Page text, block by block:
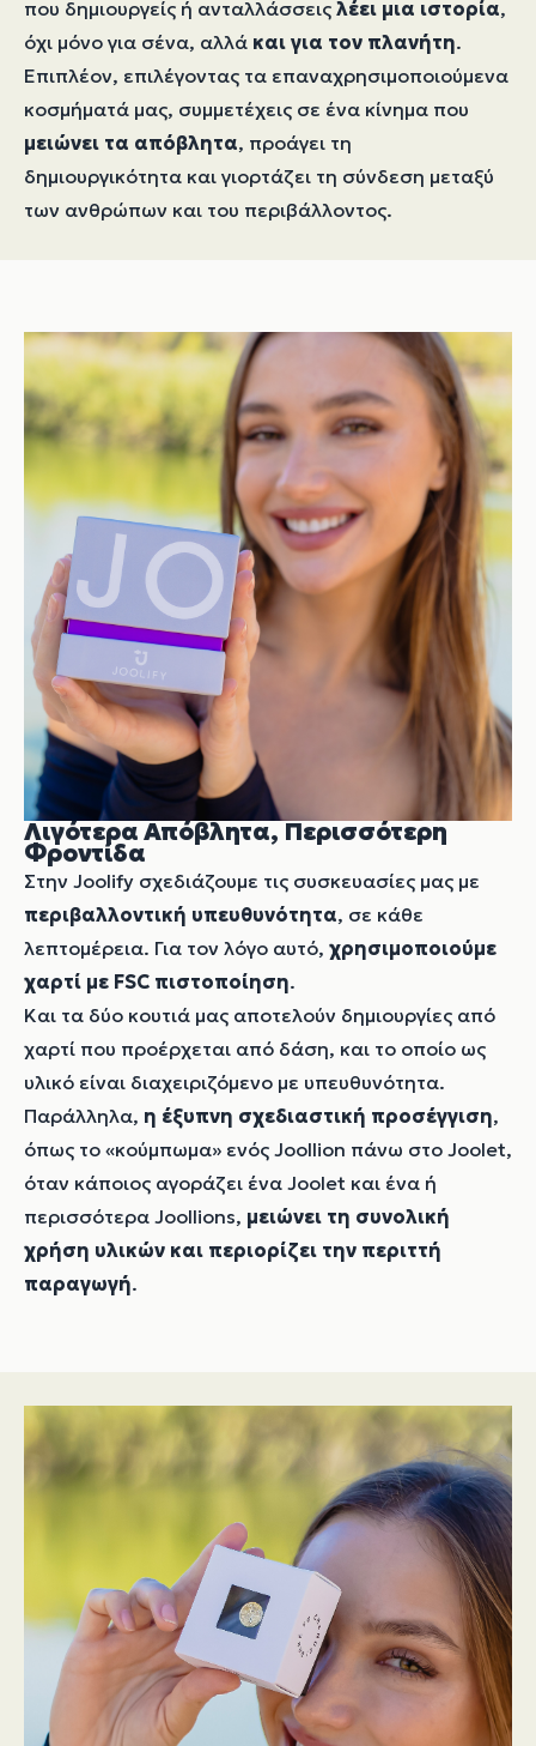
που δημιουργείς ή ανταλλάσσεις λέει μια ιστορία,
όχι μόνο για σένα, αλλά και για τον πλανήτη.
Επιπλέον, επιλέγοντας τα επαναχρησιμοποιούμενα
κοσμήματά μας, συμμετέχεις σε ένα κίνημα που
μειώνει τα απόβλητα, προάγει τη
δημιουργικότητα και γιορτάζει τη σύνδεση μεταξύ
των ανθρώπων και του περιβάλλοντος.
Λιγότερα Απόβλητα, Περισσότερη
Φροντίδα
Στην Joolify σχεδιάζουμε τις συσκευασίες μας με
περιβαλλοντική υπευθυνότητα, σε κάθε
λεπτομέρεια. Για τον λόγο αυτό, χρησιμοποιούμε
χαρτί με FSC πιστοποίηση.
Και τα δύο κουτιά μας αποτελούν δημιουργίες από
χαρτί που προέρχεται από δάση, και το οποίο ως
υλικό είναι διαχειριζόμενο με υπευθυνότητα.
Παράλληλα, η έξυπνη σχεδιαστική προσέγγιση,
όπως το «κούμπωμα» ενός Joollion πάνω στο Joolet,
όταν κάποιος αγοράζει ένα Joolet και ένα ή
περισσότερα Joollions, μειώνει τη συνολική
χρήση υλικών και περιορίζει την περιττή
παραγωγή.